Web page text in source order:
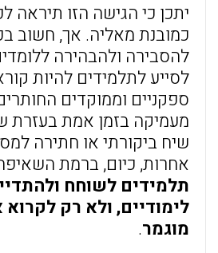
יתכן כי הגישה הזו תיראה
כמובנת מאליה. אך, חשוב
להסבירה ולהבהירה
לסייע לתלמידים להיות
ספקניים וממוקדים
מעמיקה בזמן אמת בעזרת
שיח ביקורתי או חתירה
אחרות, כיום, ברמת
תלמידים לשוחח
לימודיים, ולא רק
מוגמר.